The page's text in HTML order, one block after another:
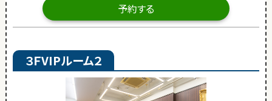
予約する
３ＦVIPルーム２